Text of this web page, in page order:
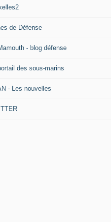
de Défense
- blog défense
des sous-marins
- Les nouvelles